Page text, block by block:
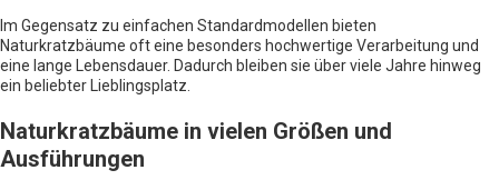
Im Gegensatz zu einfachen Standardmodellen bieten
Naturkratzbäume oft eine besonders hochwertige Verarbeitung und
eine lange Lebensdauer. Dadurch bleiben sie über viele Jahre hinweg
ein beliebter Lieblingsplatz.
Naturkratzbäume in vielen Größen und
Ausführungen